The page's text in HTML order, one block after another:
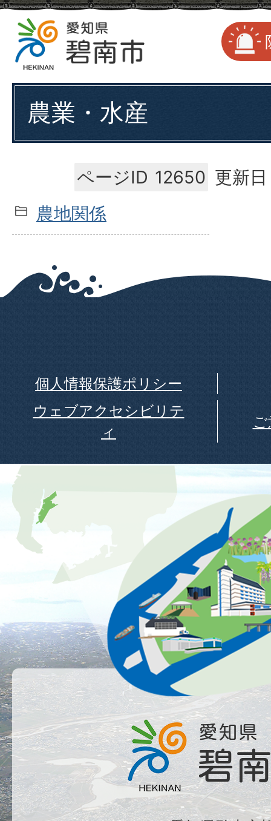
農業・水産
ページID 12650 更新
農地関係
個人情報保護ポリシー
ウェブアクセシビリテ
ィ